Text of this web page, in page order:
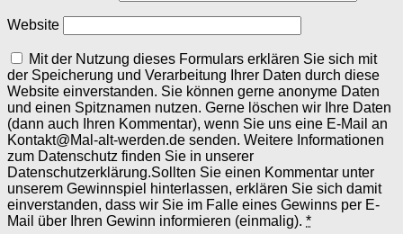
Website
Mit der Nutzung dieses Formulars erklären Sie sich mit
der Speicherung und Verarbeitung Ihrer Daten durch diese
Website einverstanden. Sie können gerne anonyme Daten
und einen Spitznamen nutzen. Gerne löschen wir Ihre Daten
(dann auch Ihren Kommentar), wenn Sie uns eine E-Mail an
Kontakt@Mal-alt-werden.de senden. Weitere Informationen
zum Datenschutz finden Sie in unserer
Datenschutzerklärung.Sollten Sie einen Kommentar unter
unserem Gewinnspiel hinterlassen, erklären Sie sich damit
einverstanden, dass wir Sie im Falle eines Gewinns per E-
Mail über Ihren Gewinn informieren (einmalig). *